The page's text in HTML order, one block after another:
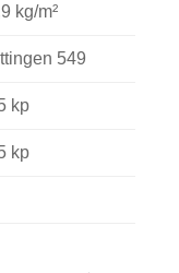
kg/m²
549
kp
kp